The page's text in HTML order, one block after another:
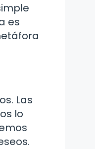
es
Las
lo